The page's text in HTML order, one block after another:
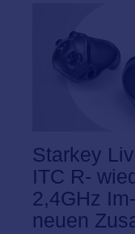
Starkey
ITC R-
2,4GHz
neuen